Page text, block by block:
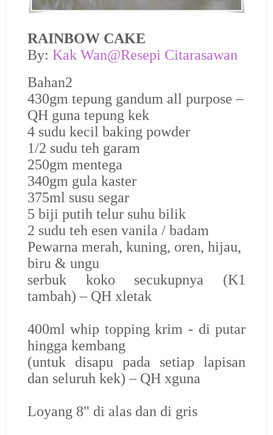
RAINBOW CAKE
By: Kak Wan@Resepi Citarasawan
Bahan2
430gm tepung gandum all purpose –
QH guna tepung kek
4 sudu kecil baking powder
1/2 sudu teh garam
250gm mentega
340gm gula kaster
375ml susu segar
5 biji putih telur suhu bilik
2 sudu teh esen vanila / badam
Pewarna merah, kuning, oren, hijau,
biru & ungu
serbuk koko secukupnya (K1
tambah) – QH xletak
400ml whip topping krim - di putar
hingga kembang
(untuk disapu pada setiap lapisan
dan seluruh kek) – QH xguna
Loyang 8" di alas dan di gris